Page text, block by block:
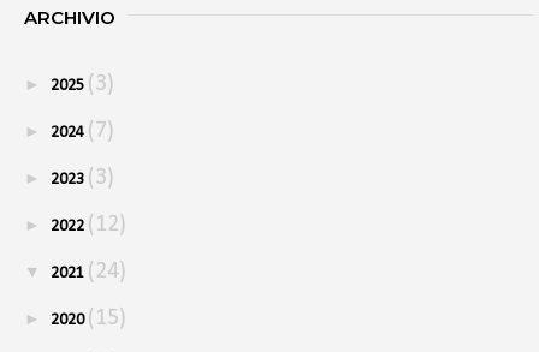
ARCHIVIO
► 2025 (3)
► 2024 (7)
► 2023 (3)
► 2022 (12)
▼ 2021 (24)
► 2020 (15)